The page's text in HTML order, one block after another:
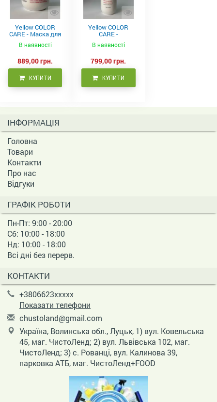
Yellow COLOR
CARE - Маска для
фарбованого
волосся, 500 мл
В наявності
889,00 грн.
КУПИТИ
Yellow COLOR
CARE -
Кондиціонер для
фарбованого
В наявності
799,00 грн.
КУПИТИ
ІНФОРМАЦІЯ
Головна
Товари
Контакти
Про нас
Відгуки
ГРАФІК РОБОТИ
Пн-Пт: 9:00 - 20:00
Сб: 10:00 - 18:00
Нд: 10:00 - 18:00
Всі дні без перерв.
КОНТАКТИ
+3806623xxxxx
Показати телефони
chustoland@gmail.com
Україна, Волинська обл., Луцьк, 1) вул. Ковельська
45, маг. ЧистоЛенд; 2) вул. Львівська 102, маг.
ЧистоЛенд; 3) с. Рованці, вул. Калинова 39,
парковка АТБ, маг. ЧистоЛенд+FOOD